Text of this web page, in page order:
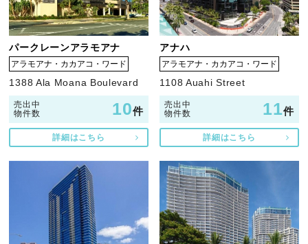
パークレーンアラモアナ
アラモアナ・カカアコ・ワード
1388 Ala Moana Boulevard
売出中
物件数
10件
詳細はこちら
アナハ
アラモアナ・カカアコ・ワード
1108 Auahi Street
売出中
物件数
11件
詳細はこちら